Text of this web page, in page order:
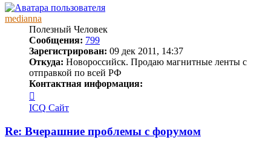
началу
medianna
Полезный Человек
Сообщения: 799
Зарегистрирован: 09 дек 2011, 14:37
Откуда: Новороссийск. Продаю магнитные ленты с
отправкой по всей РФ
Контактная информация:
информация
пользователя
ICQ Сайт
Re: Вчерашние проблемы с форумом